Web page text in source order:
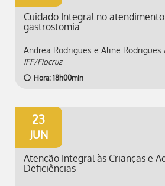
Cuidado Integral no
gastrostomia
Andrea Rodrigues e Aline Rodrigues
IFF/Fiocruz
Hora: 18h00min
23
JUN
Atenção Integral às Crianças e
Deficiências